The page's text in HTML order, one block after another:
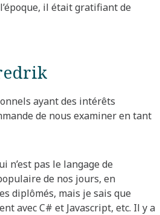
il était gratifiant de
ayant des intérêts
de nous examiner en tant
n’est pas le langage de
de nos jours, en
diplômés, mais je sais que
avec C# et Javascript, etc. Il y a